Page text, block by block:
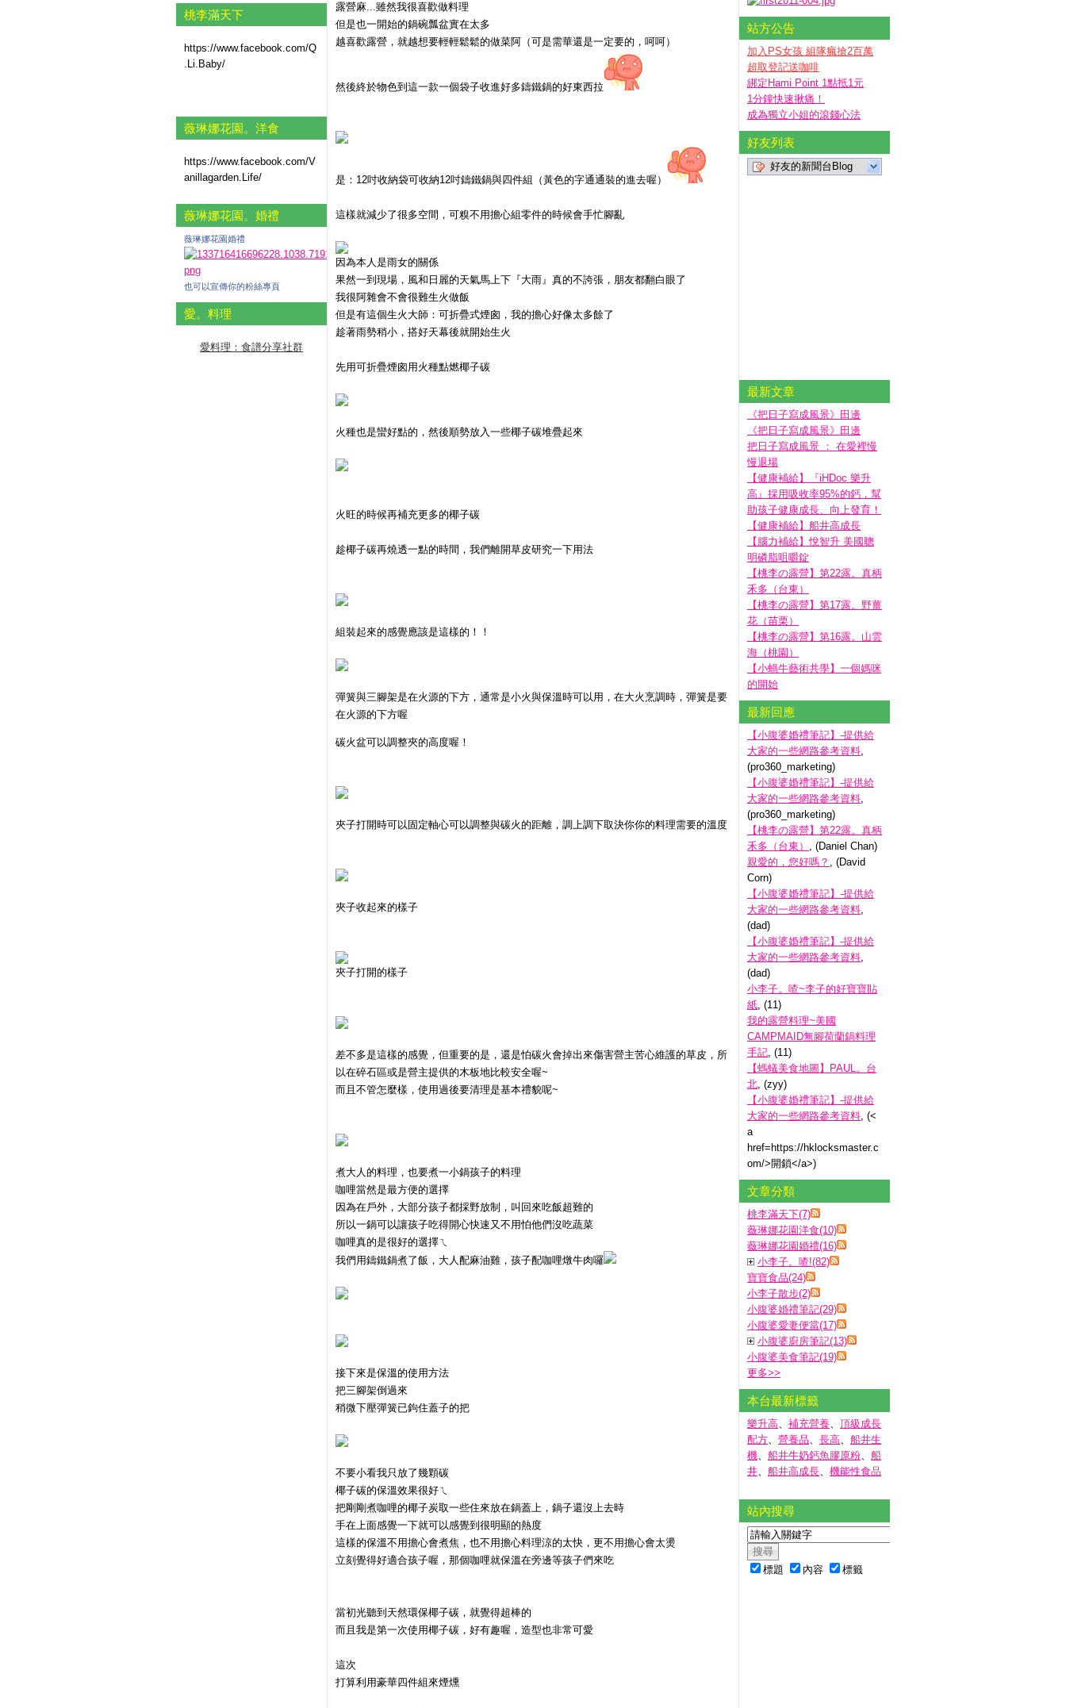
露營麻...雖然我很喜歡做料理
但是也一開始的鍋碗瓢盆實在太多
越喜歡露營，就越想要輕輕鬆鬆的做菜阿（可是需華還是一定要的，呵呵）
然後終於物色到這一款一個袋子收進好多鑄鐵鍋的好東西拉
是：12吋收納袋可收納12吋鑄鐵鍋與四件組（黃色的字通通裝的進去喔）
這樣就減少了很多空間，可糗不用擔心組零件的時候會手忙腳亂
因為本人是雨女的關係
果然一到現場，風和日麗的天氣馬上下『大雨』真的不誇張，朋友都翻白眼了
我很阿雜會不會很難生火做飯
但是有這個生火大師：可折疊式煙囪，我的擔心好像太多餘了
趁著雨勢稍小，搭好天幕後就開始生火
先用可折疊煙囪用火種點燃椰子碳
火種也是蠻好點的，然後順勢放入一些椰子碳堆疊起來
火旺的時候再補充更多的椰子碳
趁椰子碳再燒透一點的時間，我們離開草皮研究一下用法
組裝起來的感覺應該是這樣的！！
彈簧與三腳架是在火源的下方，通常是小火與保溫時可以用，在大火烹調時，彈簧是要
在火源的下方喔
碳火盆可以調整夾的高度喔！
夾子打開時可以固定軸心可以調整與碳火的距離，調上調下取決你你的料理需要的溫度
夾子收起來的樣子
夾子打開的樣子
差不多是這樣的感覺，但重要的是，還是怕碳火會掉出來傷害營主苦心維護的草皮，所
以在碎石區或是營主提供的木板地比較安全喔~
而且不管怎麼樣，使用過後要清理是基本禮貌呢~
煮大人的料理，也要煮一小鍋孩子的料理
咖哩當然是最方便的選擇
因為在戶外，大部分孩子都採野放制，叫回來吃飯超難的
所以一鍋可以讓孩子吃得開心快速又不用怕他們沒吃蔬菜
咖哩真的是很好的選擇ㄟ
我們用鑄鐵鍋煮了飯，大人配麻油雞，孩子配咖哩燉牛肉囉
接下來是保溫的使用方法
把三腳架倒過來
稍微下壓彈簧已鉤住蓋子的把
不要小看我只放了幾顆碳
椰子碳的保溫效果很好ㄟ
把剛剛煮咖哩的椰子炭取一些住來放在鍋蓋上，鍋子還沒上去時
手在上面感覺一下就可以感覺到很明顯的熱度
這樣的保溫不用擔心會煮焦，也不用擔心料理涼的太快，更不用擔心會太燙
立刻覺得好適合孩子喔，那個咖哩就保溫在旁邊等孩子們來吃
當初光聽到天然環保椰子碳，就覺得超棒的
而且我是第一次使用椰子碳，好有趣喔，造型也非常可愛
這次
打算利用豪華四件組來煙燻
站方公告
加入PS女孩 組隊瘋搶2百萬
超取登記送咖啡
綁定Hami Point 1點抵1元
1分鐘快速揪痛！
成為獨立小姐的滾錢心法
好友列表
好友的新聞台Blog
最新文章
《把日子寫成風景》田邊
《把日子寫成風景》田邊
把日子寫成風景 ： 在愛裡慢
慢退場
【健康補給】『iHDoc 樂升
高』採用吸收率95%的鈣，幫
助孩子健康成長、向上發育！
【健康補給】船井高成長
【腦力補給】悅智升 美國聰
明磷脂咀嚼錠
【桃李の露營】第22露。真柄
禾多（台東）
【桃李の露營】第17露。野薑
花（苗栗）
【桃李の露營】第16露。山雲
海（桃園）
【小蝸牛藝術共學】一個媽咪
的開始
最新回應
【小腹婆婚禮筆記】-提供給
大家的一些網路參考資料,
(pro360_marketing)
【小腹婆婚禮筆記】-提供給
大家的一些網路參考資料,
(pro360_marketing)
【桃李の露營】第22露。真柄
禾多（台東） , (Daniel Chan)
親愛的，您好嗎？ , (David
Corn)
【小腹婆婚禮筆記】-提供給
大家的一些網路參考資料,
(dad)
【小腹婆婚禮筆記】-提供給
大家的一些網路參考資料,
(dad)
小李子。喳~李子的好寶寶貼
紙, (11)
我的露營料理~美國
CAMPMAID無腳荷蘭鍋料理
手記, (11)
【螞蟻美食地圖】PAUL。台
北, (zyy)
【小腹婆婚禮筆記】-提供給
大家的一些網路參考資料, (<
a
href=https://hklocksmaster.c
om/>開鎖</a>)
文章分類
桃李滿天下(7)
薇琳娜花園洋食(10)
薇琳娜花園婚禮(16)
小李子。喳!(82)
寶寶食品(24)
小李子散步(2)
小腹婆婚禮筆記(29)
小腹婆愛妻便當(17)
小腹婆廚房筆記(13)
小腹婆美食筆記(19)
更多>>
本台最新標籤
樂升高、 補充營養、 頂級成長
配方、 營養品、 長高、 船井生
機、 船井牛奶鈣魚膠原粉、 船
井、 船井高成長、 機能性食品
站內搜尋
標題 內容 標籤
桃李滿天下
https://www.facebook.com/Q
.Li.Baby/
薇琳娜花園。洋食
https://www.facebook.com/V
anillagarden.Life/
薇琳娜花園。婚禮
薇琳娜花園婚禮
也可以宣傳你的粉絲專頁
愛。料理
愛料理：食譜分享社群